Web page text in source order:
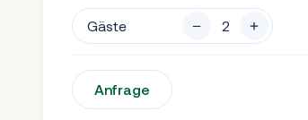
Gäste
Anfrage